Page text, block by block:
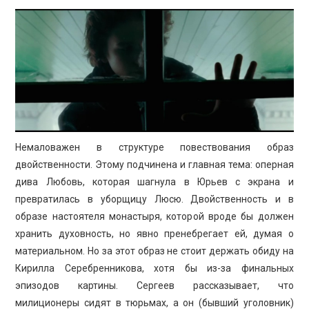
Немаловажен в структуре повествования образ
двойственности. Этому подчинена и главная тема: оперная
дива Любовь, которая шагнула в Юрьев с экрана и
превратилась в уборщицу Люсю. Двойственность и в
образе настоятеля монастыря, которой вроде бы должен
хранить духовность, но явно пренебрегает ей, думая о
материальном. Но за этот образ не стоит держать обиду на
Кирилла Серебренникова, хотя бы из-за финальных
эпизодов картины. Сергеев рассказывает, что
милиционеры сидят в тюрьмах, а он (бывший уголовник)